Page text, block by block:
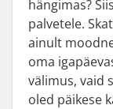
hängimas?
palvetele.
ainult
oma
välimus, vaid
oled päikese